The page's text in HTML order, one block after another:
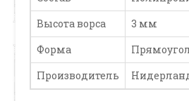
Высота ворса
3 мм
Форма
Производитель